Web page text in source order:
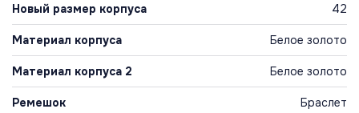
Новый размер корпуса 42
Материал корпуса Белое золото
Материал корпуса 2 Белое золото
Ремешок Браслет